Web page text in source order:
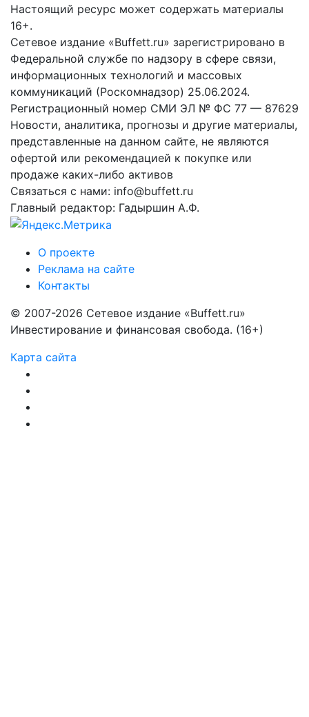
Настоящий ресурс может содержать материалы
16+.
Сетевое издание «Buffett.ru» зарегистрировано в
Федеральной службе по надзору в сфере связи,
информационных технологий и массовых
коммуникаций (Роскомнадзор) 25.06.2024.
Регистрационный номер СМИ ЭЛ № ФС 77 — 87629
Новости, аналитика, прогнозы и другие материалы,
представленные на данном сайте, не являются
офертой или рекомендацией к покупке или
продаже каких-либо активов
Связаться с нами: info@buffett.ru
Главный редактор: Гадыршин А.Ф.
О проекте
Реклама на сайте
Контакты
© 2007-2026 Сетевое издание «Buffett.ru»
Инвестирование и финансовая свобода. (16+)
Карта сайта